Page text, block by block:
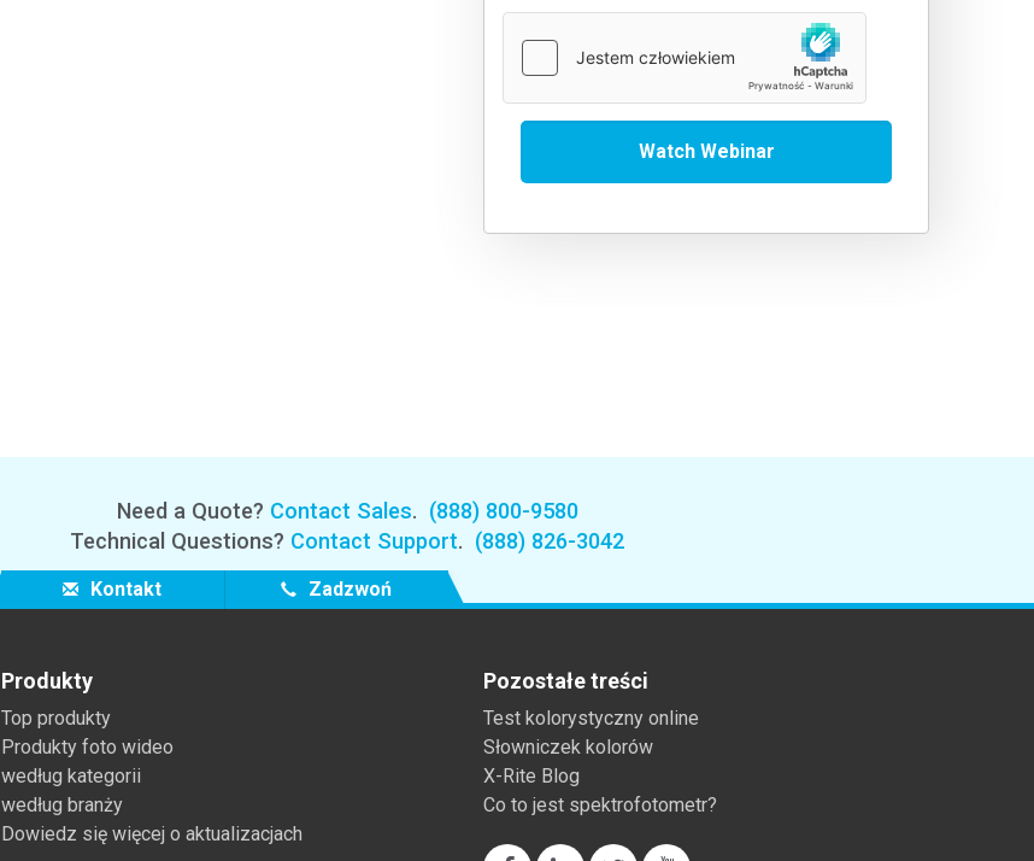
Need a Quote? Contact Sales. (888) 800-9580
Technical Questions? Contact Support. (888) 826-3042
Kontakt Zadzwoń
Produkty
Top produkty
Produkty foto wideo
według kategorii
według branży
Dowiedz się więcej o aktualizacjach
Pozostałe treści
Test kolorystyczny online
Słowniczek kolorów
X-Rite Blog
Co to jest spektrofotometr?